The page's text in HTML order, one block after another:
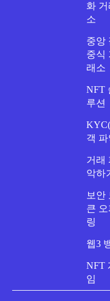
화 거
소
중앙
중식
래소
NFT
루션
객
거래
악하
보안
큰 오
링
웹3
NFT
임